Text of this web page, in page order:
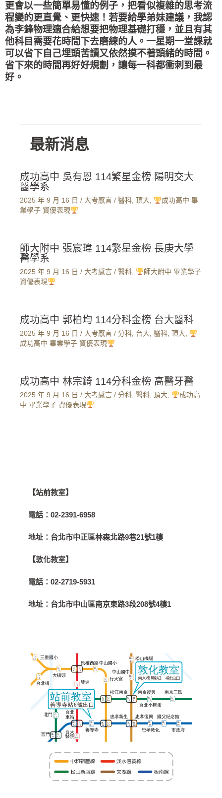
更會以一些簡單易懂的例子，把看似複雜的思考流
程變的更直覺、更快速！若要給學弟妹建議，我認
為李鋒物理適合給想要把物理基礎打穩，並且有其
他科目需要花時間下去磨練的人。一星期一堂課就
可以省下自己埋頭苦讀又依然摸不著頭緒的時間。
省下來的時間再好好規劃，讓每一科都衝刺到最
好。
最新消息
成功高中 吳有恩 114繁星金榜 陽明交大
醫學系
2025 年 9 月 16 日 / 大考感言 / 醫科, 頂大,
成功高中 畢
業學子 資優表現
師大附中 張宸瑋 114繁星金榜 長庚大學
醫學系
2025 年 9 月 16 日 / 大考感言 / 醫科,
師大附中 畢業學子
資優表現
成功高中 郭柏均 114分科金榜 台大醫科
2025 年 9 月 16 日 / 大考感言 / 分科, 台大, 醫科, 頂大,
成功高中 畢業學子 資優表現
成功高中 林宗錡 114分科金榜 高醫牙醫
2025 年 9 月 16 日 / 大考感言 / 分科, 醫科, 頂大,
成功高
中 畢業學子 資優表現
【站前教室】
電話：02-2391-6958
地址： 台北市中正區林森北路9巷21號1樓
【敦化教室】
電話：02-2719-5931
地址： 台北市中山區南京東路3段208號4樓1